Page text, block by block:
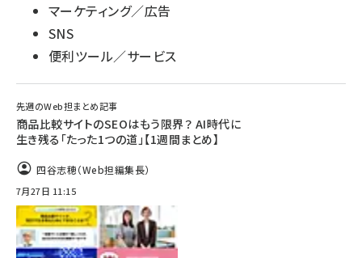
マーケティング／広告
SNS
便利ツール／サービス
先週のWeb担まとめ記事
商品比較サイトのSEOはもう限界？ AI時代に
生き残る「たった1つの道」【1週間まとめ】
四谷志穂（Web担編集長）
7月27日 11:15